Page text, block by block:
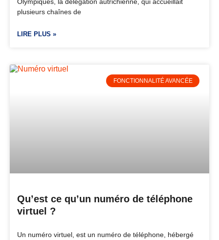
plusieurs chaînes de
LIRE PLUS »
FONCTIONNALITÉ AVANCÉE
Qu’est ce qu’un numéro de téléphone
virtuel ?
Un numéro virtuel, est un numéro de téléphone, hébergé